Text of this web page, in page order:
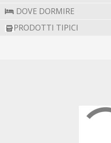
titolo di “Uno dei Borghi più
DOVE DORMIRE
PRODOTTI TIPICI